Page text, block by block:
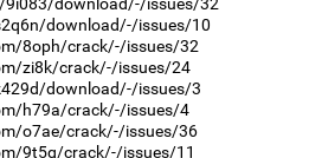
download/-/issues/10
8oph/crack/-/issues/32
zi8k/crack/-/issues/24
download/-/issues/3
h79a/crack/-/issues/4
o7ae/crack/-/issues/36
9t5g/crack/-/issues/11